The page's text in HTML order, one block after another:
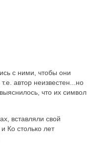
с ними, чтобы они
автор неизвестен...но
что их символ
вставляли свой
Ко столько лет